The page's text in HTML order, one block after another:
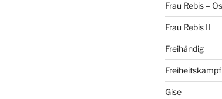
Frau Rebis –
Frau Rebis II
Freihändig
Freiheitskampf
Gise